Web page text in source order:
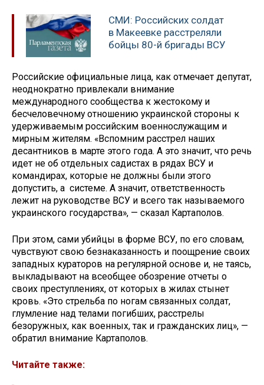
СМИ: Российских солдат
в Макеевке расстреляли
бойцы 80-й бригады ВСУ
Российские официальные лица, как отмечает депутат,
неоднократно привлекали внимание
международного сообщества к жестокому и
бесчеловечному отношению украинской стороны к
удерживаемым российским военнослужащим и
мирным жителям. «Вспомним расстрел наших
десантников в марте этого года. А это значит, что речь
идет не об отдельных садистах в рядах ВСУ и
командирах, которые не должны были этого
допустить, а системе. А значит, ответственность
лежит на руководстве ВСУ и всего так называемого
украинского государства», — сказал Картаполов.
При этом, сами убийцы в форме ВСУ, по его словам,
чувствуют свою безнаказанность и поощрение своих
западных кураторов на регулярной основе и, не таясь,
выкладывают на всеобщее обозрение отчеты о
своих преступлениях, от которых в жилах стынет
кровь. «Это стрельба по ногам связанных солдат,
глумление над телами погибших, расстрелы
безоружных, как военных, так и гражданских лиц», —
обратил внимание Картаполов.
Читайте также: